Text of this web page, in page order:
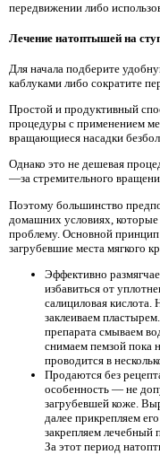
передвижении либо
Лечение натоптышей на
Для начала подберите
каблуками либо сократите
Простой и продуктивный
процедуры с применением
вращающиеся насадки
Однако это не дешевая
—за стремительного
Поэтому большинство
домашних условиях, которые
проблему. Основной
загрубевшие места мягкого
Эффективно
избавиться от
салициловая
заклеиваем
препарата смываем
снимаем пемзой пока
проводится в
Продаются без
особенность — не
загрубевшей коже.
далее прикрепляем
закрепляем
За этот период